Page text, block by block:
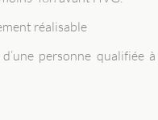
réalisable
personne qualifiée